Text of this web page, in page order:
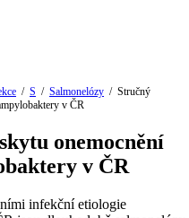
/ S / Salmonelózy / Stručný
v ČR
onemocnění
v ČR
infekční etiologie